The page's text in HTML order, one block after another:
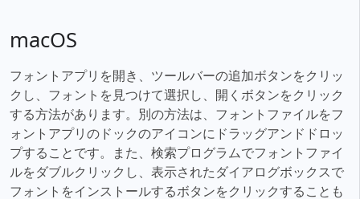
macOS
フォントアプリを開き、ツールバーの追加ボタンをクリッ
クし、フォントを見つけて選択し、開くボタンをクリック
する方法があります。別の方法は、フォントファイルをフ
ォントアプリのドックのアイコンにドラッグアンドドロッ
プすることです。また、検索プログラムでフォントファイ
ルをダブルクリックし、表示されたダイアログボックスで
フォントをインストールするボタンをクリックすることも